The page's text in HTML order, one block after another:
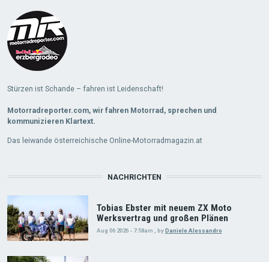
Stürzen ist Schande – fahren ist Leidenschaft!
Motorradreporter.com, wir fahren Motorrad, sprechen und
kommunizieren Klartext.
Das leiwande österreichische Online-Motorradmagazin.at
NACHRICHTEN
Tobias Ebster mit neuem ZX Moto
Werksvertrag und großen Plänen
Aug 06 2026 - 7:58am byDaniele Alessandro